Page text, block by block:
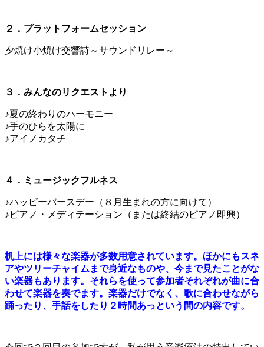
２．プラットフォームセッション
夕焼け小焼け交響詩～サウンドリレー～
３．みんなのリクエストより
♪夏の終わりのハーモニー
♪手のひらを太陽に
♪アイノカタチ
４．ミュージックフルネス
♪ハッピーバースデー（８月生まれの方に向けて）
♪ピアノ・メディテーション（または終結のピアノ即興）
机上には様々な楽器が多数用意されています。ほかにもスネ
アやツリーチャイムまで身近なものや、今まで見たことがな
い楽器もあります。それらを使って参加者それぞれが曲に合
わせて楽器を奏でます。楽器だけでなく、歌に合わせながら
踊ったり、手話をしたり２時間あっという間の内容です。